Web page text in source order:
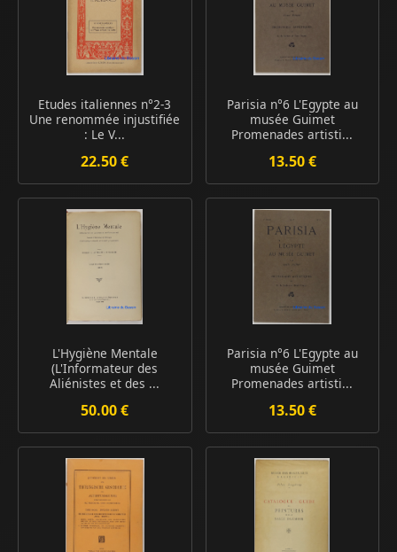
Etudes italiennes n°2-3
Une renommée injustifiée
: Le V...
22.50 €
Parisia n°6 L'Egypte au
musée Guimet
Promenades artisti...
13.50 €
L'Hygiène Mentale
(L'Informateur des
Aliénistes et des ...
50.00 €
Parisia n°6 L'Egypte au
musée Guimet
Promenades artisti...
13.50 €